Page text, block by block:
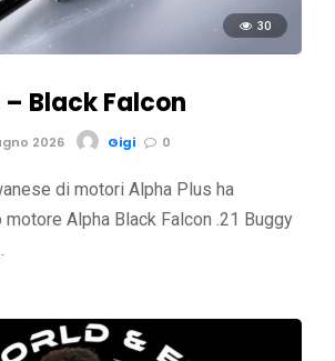
30
Black Falcon
2026 Gigi 0
di motori Alpha Plus ha
Alpha Black Falcon .21 Buggy